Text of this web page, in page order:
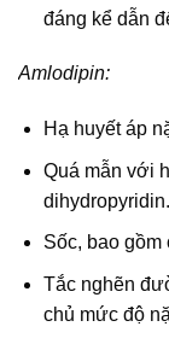
đáng kể dẫn
Amlodipin:
Hạ huyết áp
Quá mẫn với
dihydropyridin.
Sốc, bao gồm
Tắc nghẽn
chủ mức độ